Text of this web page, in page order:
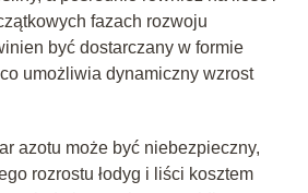
fazach rozwoju
być dostarczany w formie
umożliwia dynamiczny wzrost
azotu może być niebezpieczny,
rozrostu łodyg i liści kosztem